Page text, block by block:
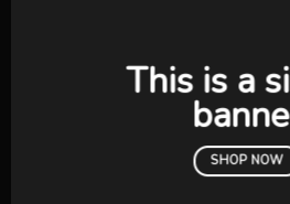
This is a
SHOP NOW